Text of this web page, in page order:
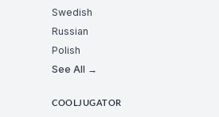
Swedish
Russian
Polish
See All →
COOLJUGATOR